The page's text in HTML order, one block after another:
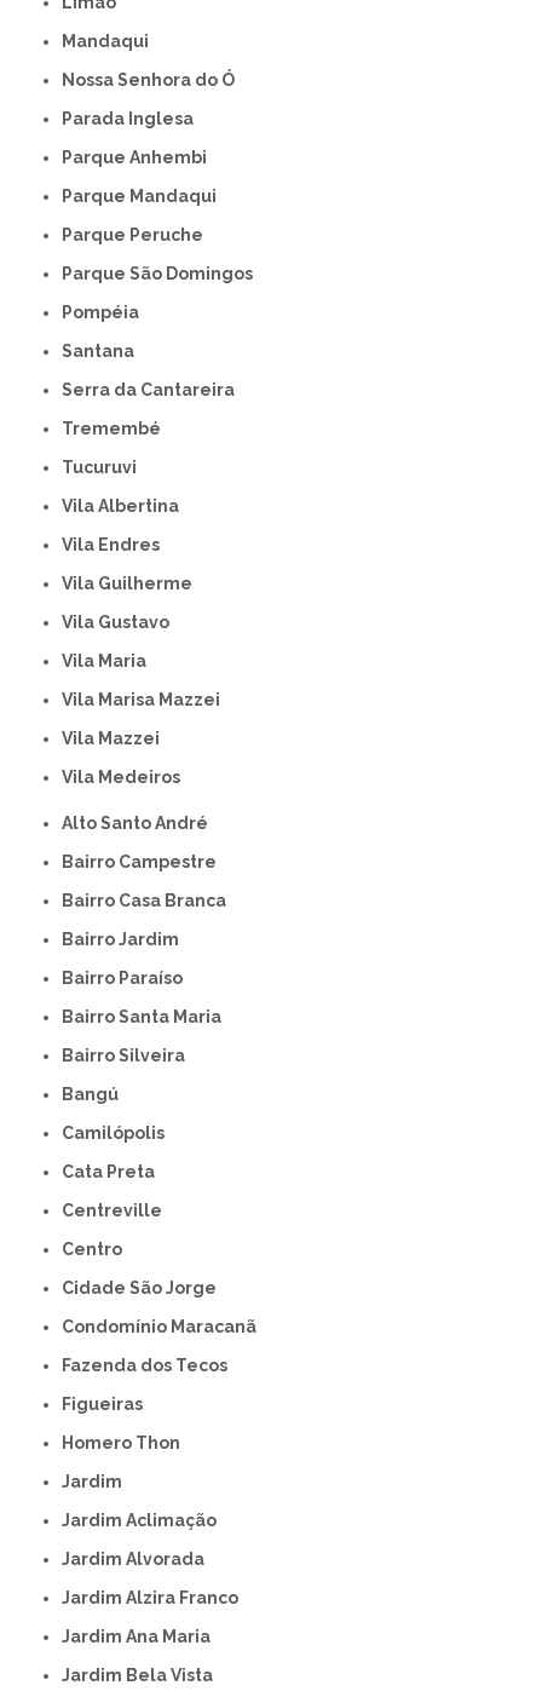
Mandaqui
Nossa Senhora do Ó
Parada Inglesa
Parque Anhembi
Parque Mandaqui
Parque Peruche
Parque São Domingos
Pompéia
Santana
Serra da Cantareira
Tremembé
Tucuruvi
Vila Albertina
Vila Endres
Vila Guilherme
Vila Gustavo
Vila Maria
Vila Marisa Mazzei
Vila Mazzei
Vila Medeiros
Alto Santo André
Bairro Campestre
Bairro Casa Branca
Bairro Jardim
Bairro Paraíso
Bairro Santa Maria
Bairro Silveira
Bangú
Camilópolis
Cata Preta
Centreville
Centro
Cidade São Jorge
Condomínio Maracanã
Fazenda dos Tecos
Figueiras
Homero Thon
Jardim
Jardim Aclimação
Jardim Alvorada
Jardim Alzira Franco
Jardim Ana Maria
Jardim Bela Vista